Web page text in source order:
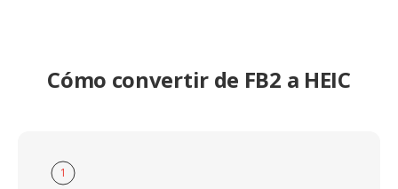
Cómo convertir de FB2 a HEIC
1